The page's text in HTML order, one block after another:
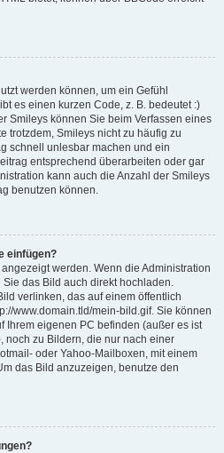
werden können, um ein Gefühl
es einen kurzen Code, z. B. bedeutet :)
Smileys können Sie beim Verfassen eines
trotzdem, Smileys nicht zu häufig zu
schnell unlesbar machen und ein
entsprechend überarbeiten oder gar
kann auch die Anzahl der Smileys
benutzen können.
einfügen?
werden. Wenn die Administration
das Bild auch direkt hochladen.
verlinken, das auf einem öffentlich
www.domain.tld/mein-bild.gif. Sie können
Ihrem eigenen PC befinden (außer es ist
noch zu Bildern, die nur nach einer
oder Yahoo-Mailboxen, mit einem
das Bild anzuzeigen, benutze den